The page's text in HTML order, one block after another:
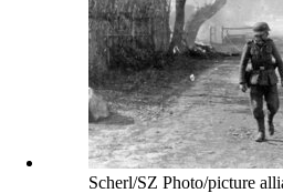
Scherl/SZ Photo/picture